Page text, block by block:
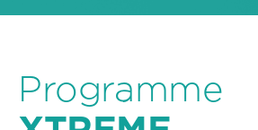
Programme